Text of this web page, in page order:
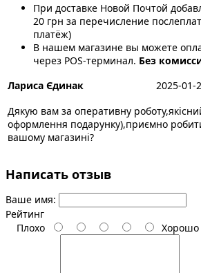
При доставке Новой Почтой
20 грн за перечисление
платёж)
В нашем магазине вы можете
через POS-терминал. Без
Лариса Єдинак
2025-01-
Дякую вам за оперативну
оформлення подарунку),приємно
вашому магазині?
Написать отзыв
Ваше имя:
Рейтинг
Плохо
Хорошо